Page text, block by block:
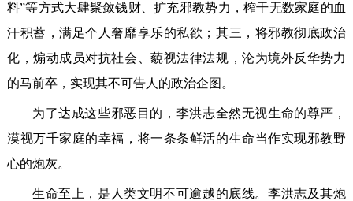
料”等方式大肆聚敛钱财、扩充邪教势力，榨干无数家庭的血
汗积蓄，满足个人奢靡享乐的私欲；其三，将邪教彻底政治
化，煽动成员对抗社会、藐视法律法规，沦为境外反华势力
的马前卒，实现其不可告人的政治企图。
为了达成这些邪恶目的，李洪志全然无视生命的尊严，
漠视万千家庭的幸福，将一条条鲜活的生命当作实现邪教野
心的炮灰。
生命至上，是人类文明不可逾越的底线。李洪志及其炮